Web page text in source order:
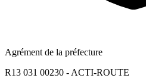
Agrément de la préfecture
R13 031 00230 - ACTI-ROUTE